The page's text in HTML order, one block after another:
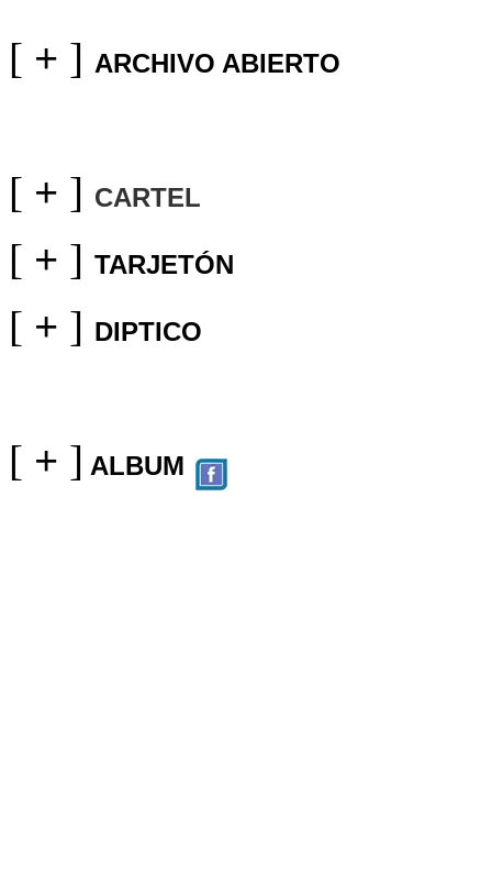
[ + ] ARCHIVO ABIERTO
[ + ] CARTEL
[ + ] TARJETÓN
[ + ] DIPTICO
[ + ] ALBUM